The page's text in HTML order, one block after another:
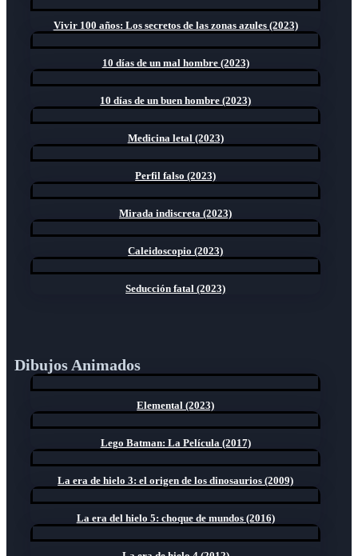
Vivir 100 años: Los secretos de las zonas azules (2023)
10 días de un mal hombre (2023)
10 días de un buen hombre (2023)
Medicina letal (2023)
Perfil falso (2023)
Mirada indiscreta (2023)
Caleidoscopio (2023)
Seducción fatal (2023)
Dibujos Animados
Elemental (2023)
Lego Batman: La Película (2017)
La era de hielo 3: el origen de los dinosaurios (2009)
La era del hielo 5: choque de mundos (2016)